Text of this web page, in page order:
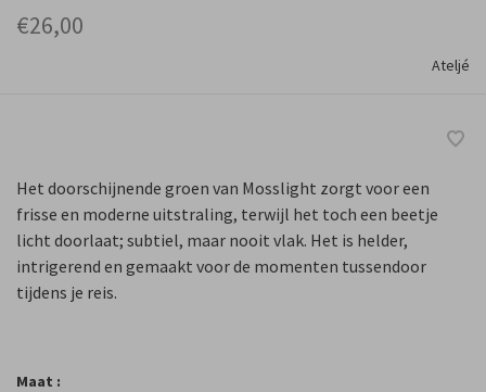
€26,00
Ateljé
Het doorschijnende groen van Mosslight zorgt voor een
frisse en moderne uitstraling, terwijl het toch een beetje
licht doorlaat; subtiel, maar nooit vlak. Het is helder,
intrigerend en gemaakt voor de momenten tussendoor
tijdens je reis.
Maat :